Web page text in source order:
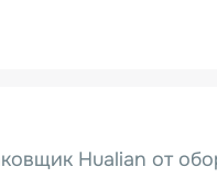
Hualian от